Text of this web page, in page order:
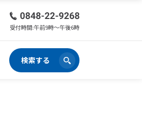
受付時間:午前9時〜午後6時
検索する